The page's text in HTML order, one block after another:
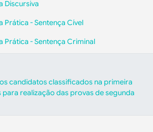
Discursiva
Prática - Sentença Cível
Prática - Sentença Criminal
candidatos classificados na primeira
realização das provas de segunda